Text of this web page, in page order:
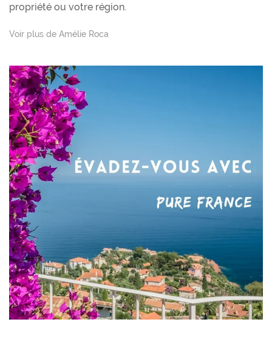
propriété ou votre région.
Voir plus de Amélie Roca